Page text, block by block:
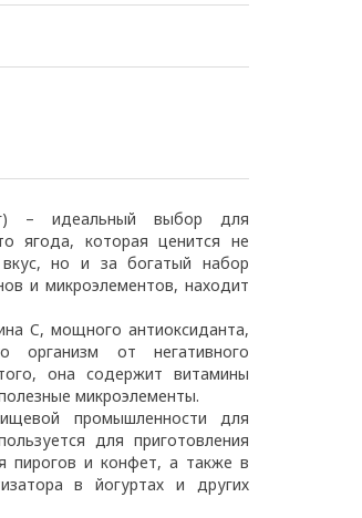
– идеальный выбор для
ягода, которая ценится не
вкус, но и за богатый набор
и микроэлементов, находит
C, мощного антиоксиданта,
организм от негативного
она содержит витамины
микроэлементы.
промышленности для
для приготовления
пирогов и конфет, а также в
в йогуртах и других